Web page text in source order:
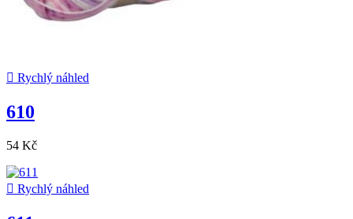
 Rychlý náhled
610
54 Kč
 Rychlý náhled